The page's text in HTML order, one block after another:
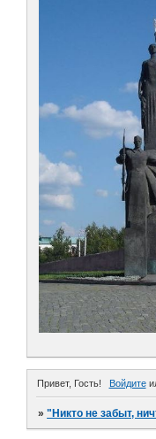
Привет, Гость! Войдите
»"Никто не забыт,